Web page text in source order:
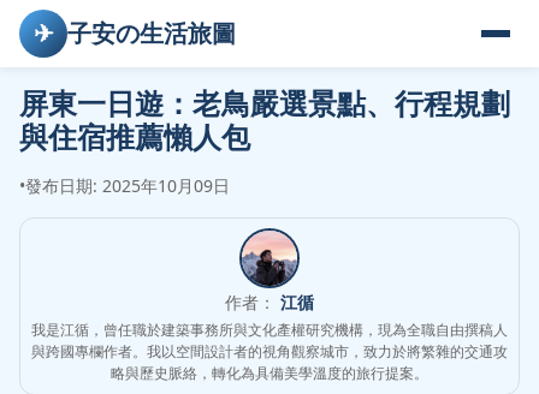
✈ 子安の生活旅圖
屏東一日遊：老鳥嚴選景點、行程規劃
與住宿推薦懶人包
•發布日期: 2025年10月09日
作者： 江循
我是江循，曾任職於建築事務所與文化產權研究機構，現為全職自由撰稿人
與跨國專欄作者。我以空間設計者的視角觀察城市，致力於將繁雜的交通攻
略與歷史脈絡，轉化為具備美學溫度的旅行提案。